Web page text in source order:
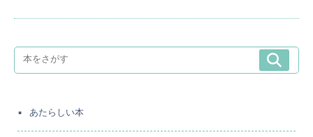
あたらしい本